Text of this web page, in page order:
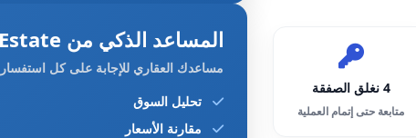
4 نغلق الصفقة
متابعة حتى إتمام العملية
المساعد الذكي من NileEstate
مساعدك العقاري للإجابة على كل
تحليل السوق
مقارنة الأسعار